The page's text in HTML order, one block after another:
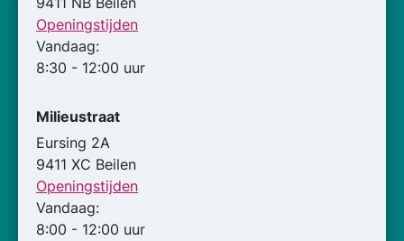
Openingstijden
Vandaag:
8:30 - 12:00 uur
Milieustraat
Eursing 2A
9411 XC Beilen
Openingstijden
Vandaag:
8:00 - 12:00 uur